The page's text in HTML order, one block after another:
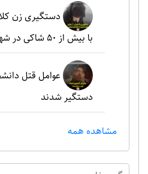
با بیش از ۵۰ شاکی در شهرری
عوامل قتل
دستگیر شدند
مشاهده همه